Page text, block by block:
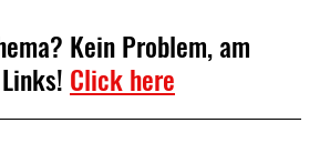
Kein Problem, am
Click here